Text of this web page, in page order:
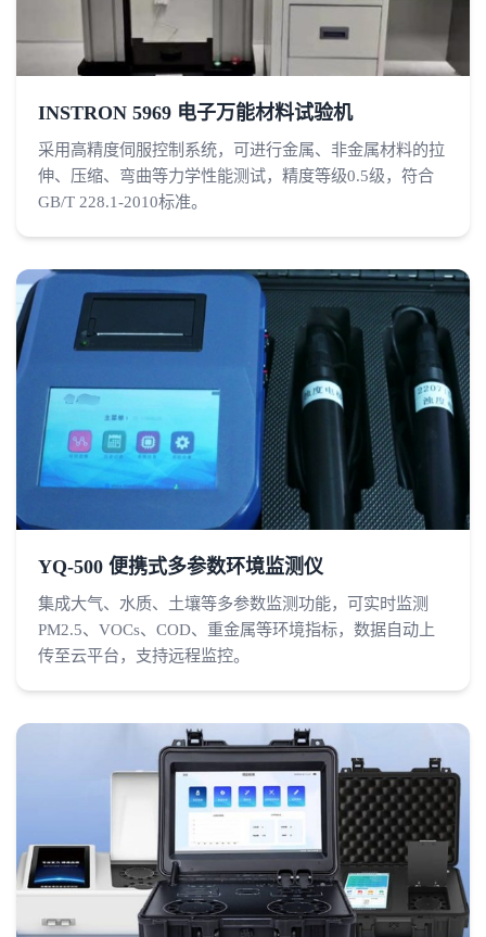
INSTRON 5969 电子万能材料试验机
采用高精度伺服控制系统，可进行金属、非金属材料的拉
伸、压缩、弯曲等力学性能测试，精度等级0.5级，符合
GB/T 228.1-2010标准。
YQ-500 便携式多参数环境监测仪
集成大气、水质、土壤等多参数监测功能，可实时监测
PM2.5、VOCs、COD、重金属等环境指标，数据自动上
传至云平台，支持远程监控。